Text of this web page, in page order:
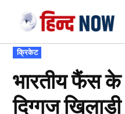
content
POSTED
IN
क्रिकेट
भारतीय फैंस के
दिग्गज